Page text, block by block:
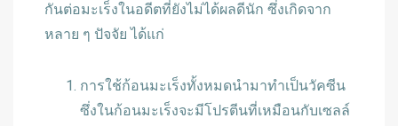
กันต่อมะเร็งในอดีตที่ยังไม่ได้ผลดีนัก ซึ่งเกิดจาก
หลาย ๆ ปัจจัย ได้แก่
การใช้ก้อนมะเร็งทั้งหมดนำมาทำเป็นวัคซีน
ซึ่งในก้อนมะเร็งจะมีโปรตีนที่เหมือนกับเซลล์